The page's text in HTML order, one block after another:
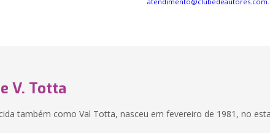
V. Totta
também como Val Totta, nasceu em fevereiro de 1981, no